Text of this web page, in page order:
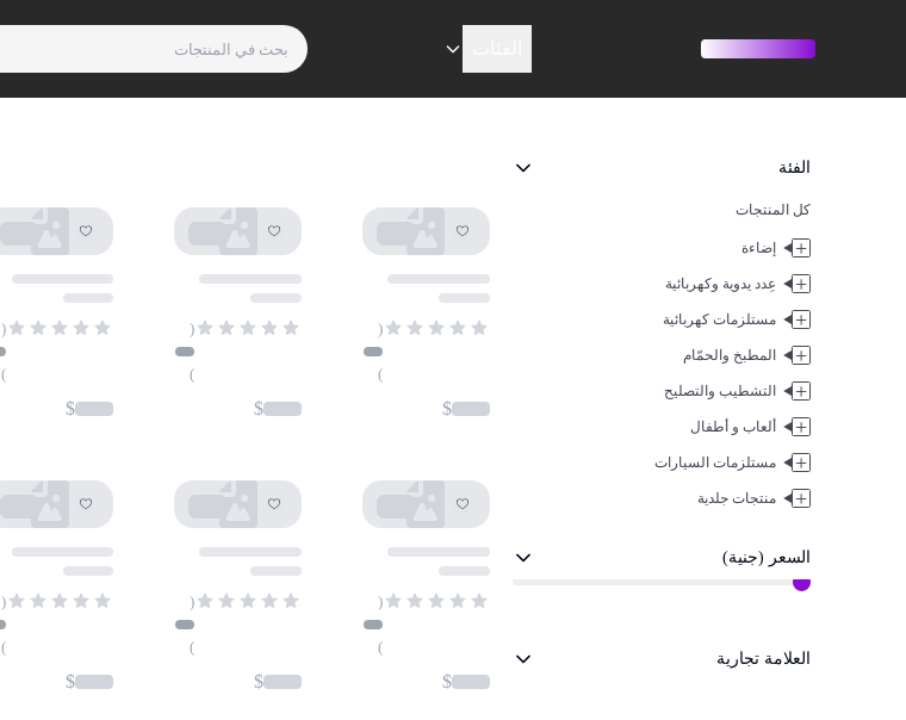
لا توجد نتائج لـ ""
الفئة
كل المنتجات
إضاءة
عِدد يدوية وكهربائية
مستلزمات كهربائية
المطبخ والحمّام
التشطيب والتصليح
ألعاب و أطفال
مستلزمات السيارات
منتجات جلدية
السعر (جنية)
العلامة تجارية
(
)
$
(
)
$
(
)
$
(
)
$
(
)
$
(
)
$